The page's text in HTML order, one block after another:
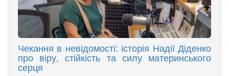
Чекання в невідомості: історія Надії Діденко
про віру, стійкість та силу материнського
серця